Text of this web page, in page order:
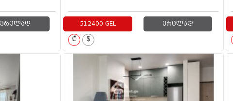
ვრცლად 512400 GEL ვრცლად
₾ $